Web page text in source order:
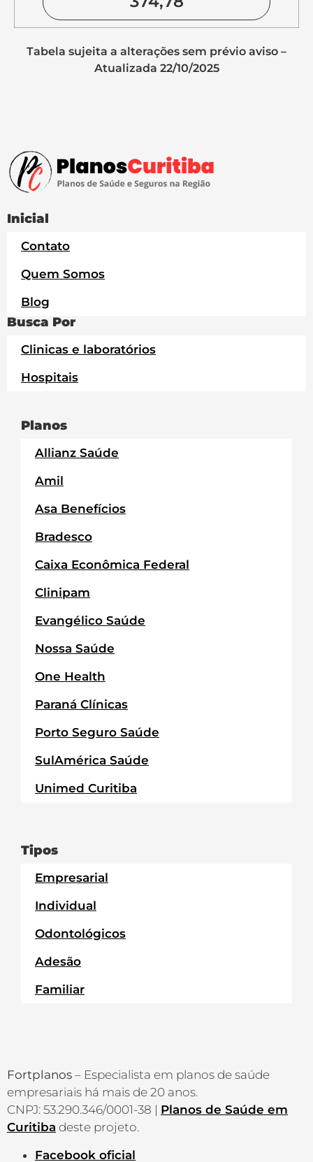
Tabela sujeita a alterações sem prévio aviso –
Atualizada 22/10/2025
Inicial
Contato
Quem Somos
Blog
Busca Por
Clinicas e laboratórios
Hospitais
Planos
Allianz Saúde
Amil
Asa Benefícios
Bradesco
Caixa Econômica Federal
Clinipam
Evangélico Saúde
Nossa Saúde
One Health
Paraná Clínicas
Porto Seguro Saúde
SulAmérica Saúde
Unimed Curitiba
Tipos
Empresarial
Individual
Odontológicos
Adesão
Familiar
Fortplanos – Especialista em planos de saúde
empresariais há mais de 20 anos.
CNPJ: 53.290.346/0001-38 | Planos de Saúde em
Curitiba deste projeto.
Facebook oficial